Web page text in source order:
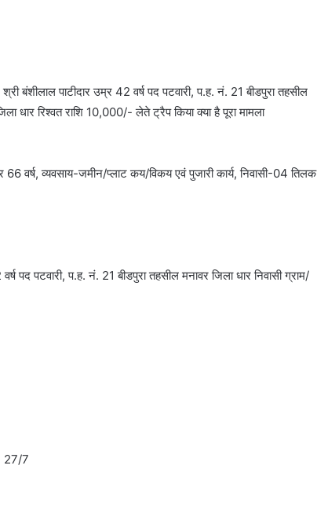
श्री बंशीलाल पाटीदार उम्र 42 वर्ष पद पटवारी, प.ह. नं. 21 बीडपुरा तहसील
धार रिश्वत राशि 10,000/- लेते ट्रैप किया क्या है पूरा मामला
66 वर्ष, व्यवसाय-जमीन/प्लाट कय/विकय एवं पुजारी कार्य, निवासी-04 तिलक
पद पटवारी, प.ह. नं. 21 बीडपुरा तहसील मनावर जिला धार निवासी ग्राम/
27/7